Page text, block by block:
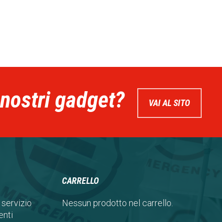
gadget? VAI AL SITO
CARRELLO
Nessun prodotto nel carrello.